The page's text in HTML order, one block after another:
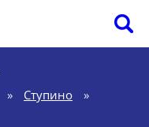
» Ступино
»